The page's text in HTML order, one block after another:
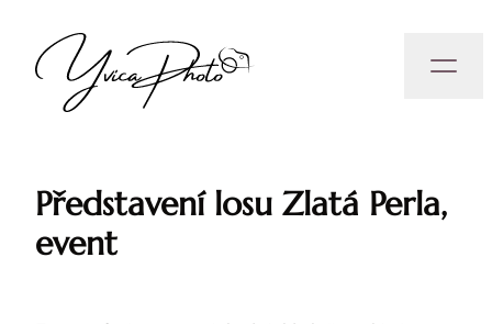
Představení losu Zlatá Perla,
event